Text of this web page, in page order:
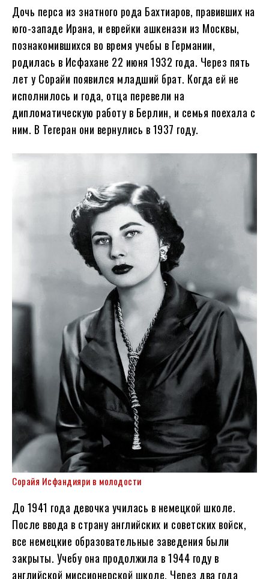
Дочь перса из знатного рода Бахтиаров, правивших на
юго-западе Ирана, и еврейки ашкенази из Москвы,
познакомившихся во время учебы в Германии,
родилась в Исфахане 22 июня 1932 года. Через пять
лет у Сорайи появился младший брат. Когда ей не
исполнилось и года, отца перевели на
дипломатическую работу в Берлин, и семья поехала с
ним. В Тегеран они вернулись в 1937 году.
Сорайя Исфандияри в молодости
До 1941 года девочка училась в немецкой школе.
После ввода в страну английских и советских войск,
все немецкие образовательные заведения были
закрыты. Учебу она продолжила в 1944 году в
английской миссионерской школе. Через два года